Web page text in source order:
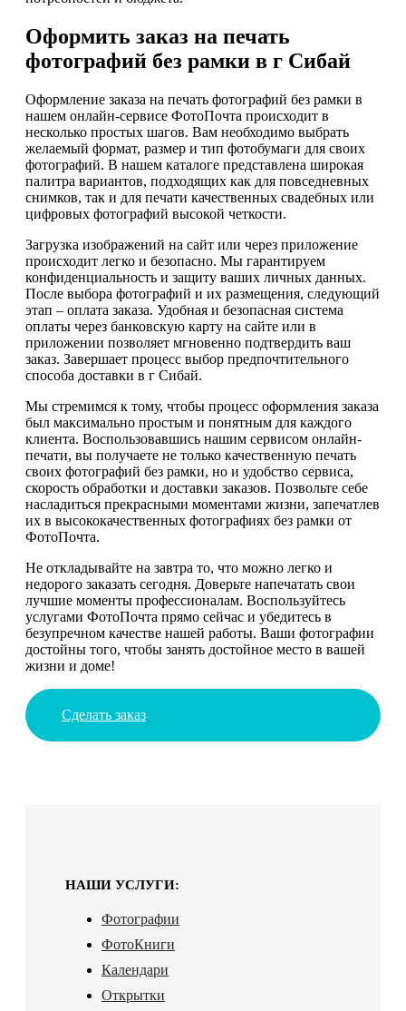
Оформить заказ на печать
фотографий без рамки в г Сибай
Оформление заказа на печать фотографий без рамки в
нашем онлайн-сервисе ФотоПочта происходит в
несколько простых шагов. Вам необходимо выбрать
желаемый формат, размер и тип фотобумаги для своих
фотографий. В нашем каталоге представлена широкая
палитра вариантов, подходящих как для повседневных
снимков, так и для печати качественных свадебных или
цифровых фотографий высокой четкости.
Загрузка изображений на сайт или через приложение
происходит легко и безопасно. Мы гарантируем
конфиденциальность и защиту ваших личных данных.
После выбора фотографий и их размещения, следующий
этап – оплата заказа. Удобная и безопасная система
оплаты через банковскую карту на сайте или в
приложении позволяет мгновенно подтвердить ваш
заказ. Завершает процесс выбор предпочтительного
способа доставки в г Сибай.
Мы стремимся к тому, чтобы процесс оформления заказа
был максимально простым и понятным для каждого
клиента. Воспользовавшись нашим сервисом онлайн-
печати, вы получаете не только качественную печать
своих фотографий без рамки, но и удобство сервиса,
скорость обработки и доставки заказов. Позвольте себе
насладиться прекрасными моментами жизни, запечатлев
их в высококачественных фотографиях без рамки от
ФотоПочта.
Не откладывайте на завтра то, что можно легко и
недорого заказать сегодня. Доверьте напечатать свои
лучшие моменты профессионалам. Воспользуйтесь
услугами ФотоПочта прямо сейчас и убедитесь в
безупречном качестве нашей работы. Ваши фотографии
достойны того, чтобы занять достойное место в вашей
жизни и доме!
Сделать заказ
НАШИ УСЛУГИ:
Фотографии
ФотоКниги
Календари
Открытки